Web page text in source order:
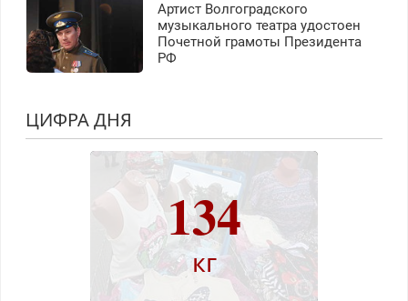
Артист Волгоградского
музыкального театра удостоен
Почетной грамоты Президента
РФ
ЦИФРА ДНЯ
134
кг